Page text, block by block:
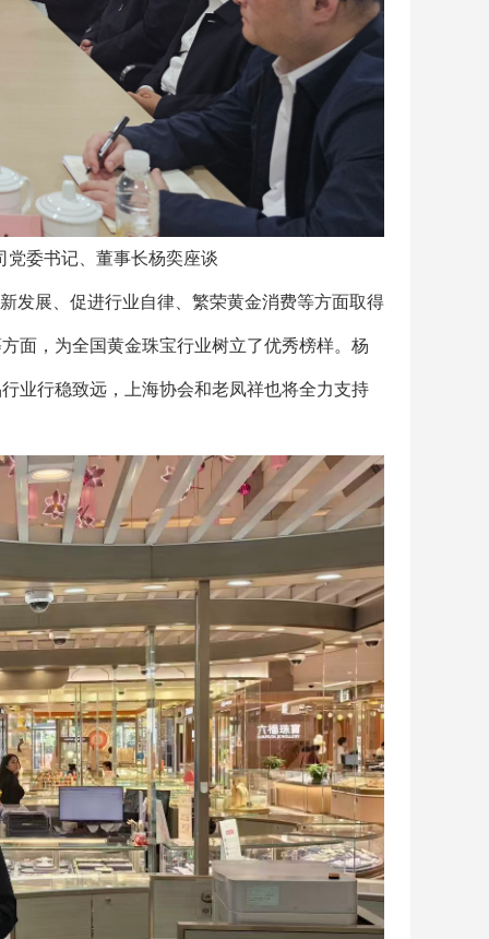
党委书记、董事长杨奕座谈
发展、促进行业自律、繁荣黄金消费等方面取得
面，为全国黄金珠宝行业树立了优秀榜样。杨
业行稳致远，上海协会和老凤祥也将全力支持